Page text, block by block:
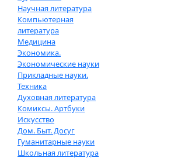
Научная литература
Компьютерная
литература
Медицина
Экономика.
Экономические науки
Прикладные науки.
Техника
Духовная литература
Комиксы. Артбуки
Искусство
Дом. Быт. Досуг
Гуманитарные науки
Школьная литература